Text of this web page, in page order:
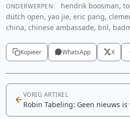
ONDERWERPEN:
hendrik boosman,
dutch open, yao jie, eric pang,
china, chinese ambassade, bnl,
Kopieer WhatsApp X
VORIG ARTIKEL
Robin Tabeling: Geen nieuws